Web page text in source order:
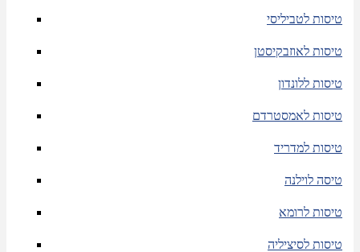
טיסות לטביליסי
טיסות לאוזבקיסטן
טיסות ללונדון
טיסות לאמסטרדם
טיסות למדריד
טיסה לוילנה
טיסות לרומא
טיסות לסיציליה